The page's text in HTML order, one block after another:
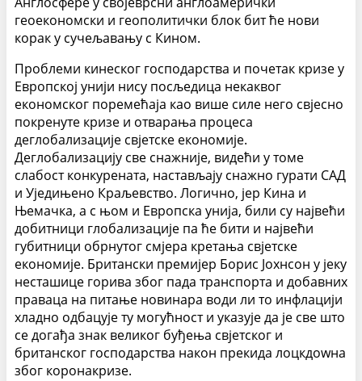
геоекономски и геополитички блок бит ће нови
корак у сучељавању с Кином.
Проблеми кинеског господарства и почетак кризе у
Европској унији нису посљедица некаквог
економског поремећаја као више силе него свјесно
покренуте кризе и отварања процеса
деглобализације свјетске економије.
Деглобализацију све снажније, видећи у томе
слабост конкурената, настављају снажно гурати САД
и Уједињено Краљевство. Логично, јер Кина и
Њемачка, а с њом и Европска унија, били су највећи
добитници глобализације па ће бити и највећи
губитници обрнутог смјера кретања свјетске
економије. Британски премијер Борис Јохнсон у јеку
несташице горива због пада транспорта и добавних
праваца на питање новинара води ли то инфлацији
хладно одбацује ту могућност и указује да је све што
се догађа знак великог буђења свјетског и
британског господарства након прекида лоцкдоwна
због коронакризе.